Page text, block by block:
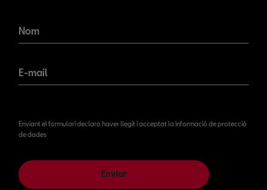
novetats!
Nom
E-mail
Enviant el formulari declaro haver llegit i acceptat la informació de protecció
de dades
Enviar